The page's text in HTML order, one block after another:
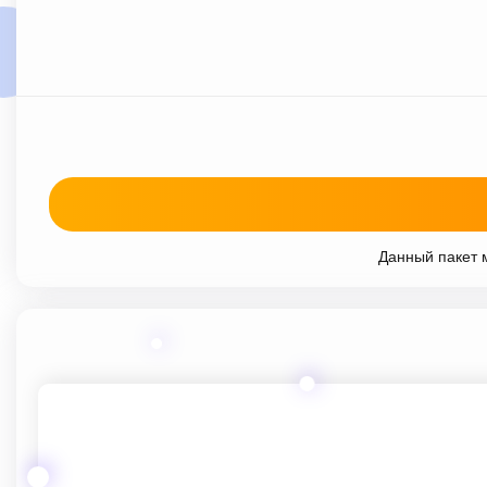
Данный пакет